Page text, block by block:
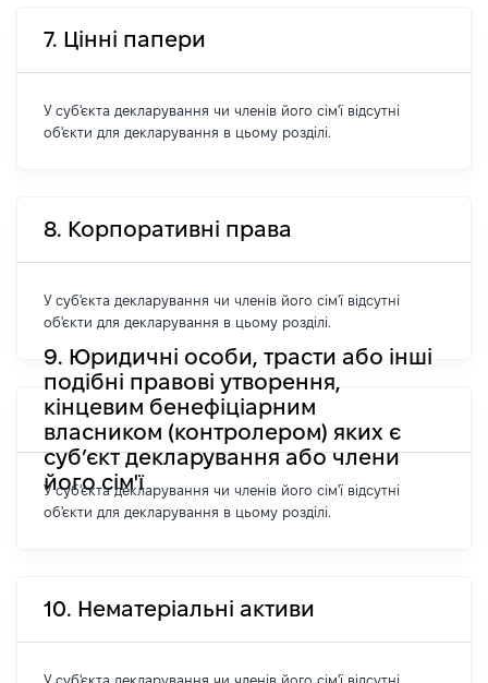
7. Цінні папери
У суб'єкта декларування чи членів його сім'ї відсутні
об'єкти для декларування в цьому розділі.
8. Корпоративні права
У суб'єкта декларування чи членів його сім'ї відсутні
об'єкти для декларування в цьому розділі.
9. Юридичні особи, трасти або інші
подібні правові утворення,
кінцевим бенефіціарним
власником (контролером) яких є
суб’єкт декларування або члени
його сім'ї
У суб'єкта декларування чи членів його сім'ї відсутні
об'єкти для декларування в цьому розділі.
10. Нематеріальні активи
У суб'єкта декларування чи членів його сім'ї відсутні